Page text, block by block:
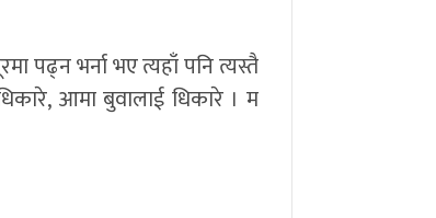
पढ्न भर्ना भए त्यहाँ पनि त्यस्तै
आमा बुवालाई धिकारे । म